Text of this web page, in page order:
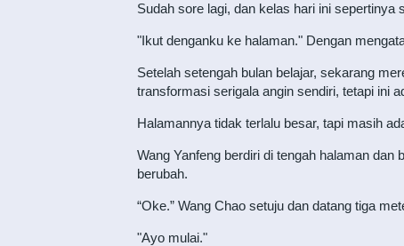
Sudah sore lagi, dan kelas hari ini sepertinya
"Ikut denganku ke halaman." Dengan
Setelah setengah bulan belajar, sekarang
transformasi serigala angin sendiri, tetapi ini
Halamannya tidak terlalu besar, tapi masih
Wang Yanfeng berdiri di tengah halaman
berubah.
“Oke.” Wang Chao setuju dan datang tiga
"Ayo mulai."